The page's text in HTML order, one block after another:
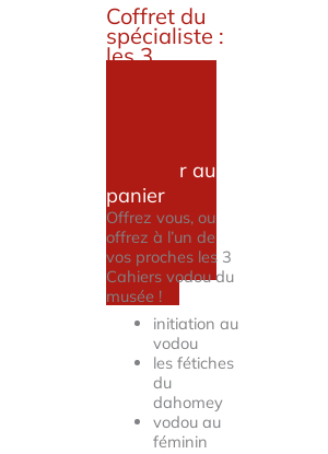
Coffret du
spécialiste :
les 3
Ajouter au
panier
Offrez vous, ou
offrez à l’un de
vos proches les 3
Cahiers vodou du
musée !
initiation au
vodou
les fétiches
du
dahomey
vodou au
féminin